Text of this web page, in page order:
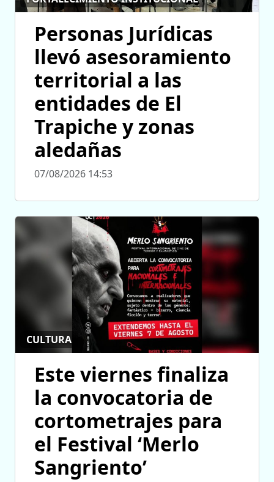
Personas Jurídicas
llevó asesoramiento
territorial a las
entidades de El
Trapiche y zonas
aledañas
07/08/2026 14:53
CULTURA
Este viernes finaliza
la convocatoria de
cortometrajes para
el Festival ‘Merlo
Sangriento’